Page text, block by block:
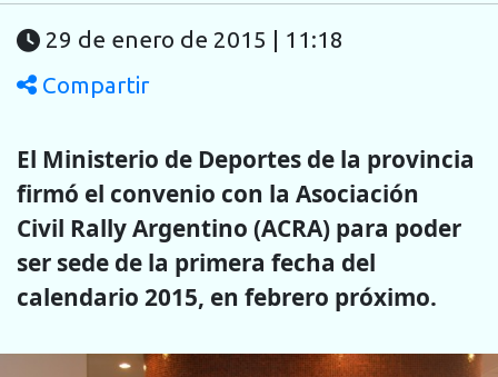
29 de enero de 2015 | 11:18
Compartir
El Ministerio de Deportes de la provincia
firmó el convenio con la Asociación
Civil Rally Argentino (ACRA) para poder
ser sede de la primera fecha del
calendario 2015, en febrero próximo.